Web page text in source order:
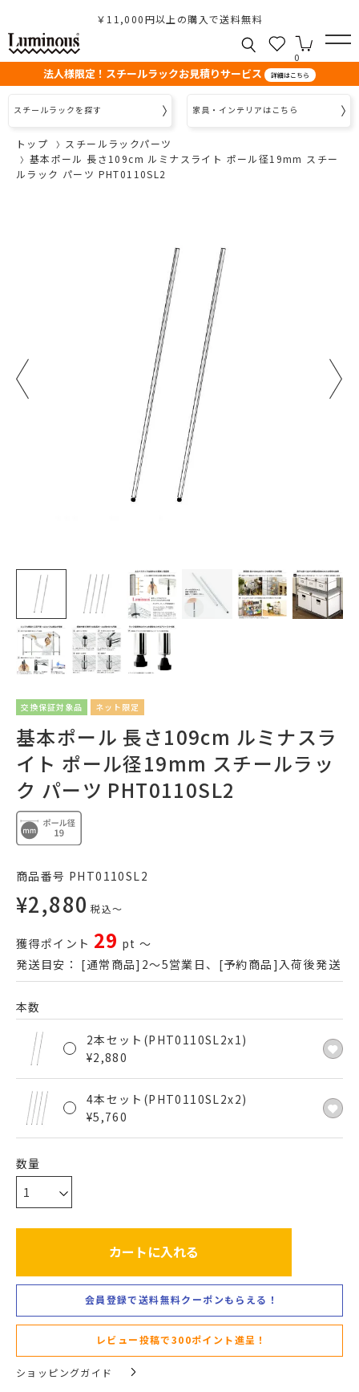
￥11,000円以上の購入で送料無料
0
法人様限定！スチールラックお見積りサービス 詳細はこちら
スチールラックを探す 家具・インテリアはこちら
トップ
スチールラックパーツ
基本ポール 長さ109cm ルミナスライト ポール径19mm スチー
ルラック パーツ PHT0110SL2
交換保証対象品 ネット限定
基本ポール 長さ109cm ルミナスラ
イト ポール径19mm スチールラッ
ク パーツ PHT0110SL2
商品番号 PHT0110SL2
¥2,880 税込〜
獲得ポイント 29 pt 〜
発送目安： [通常商品]2～5営業日、[予約商品]入荷後発送
本数
2本セット(PHT0110SL2x1)
¥2,880
4本セット(PHT0110SL2x2)
¥5,760
カートに入れる
会員登録で送料無料クーポンもらえる！
レビュー投稿で300ポイント進呈！
ショッピングガイド